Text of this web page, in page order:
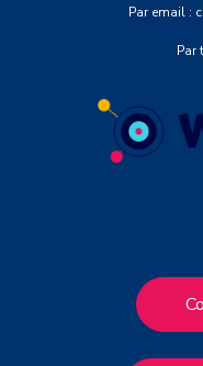
Par email :
Par